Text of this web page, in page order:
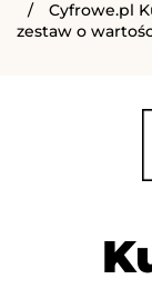
Cyfrowe.pl
zestaw o